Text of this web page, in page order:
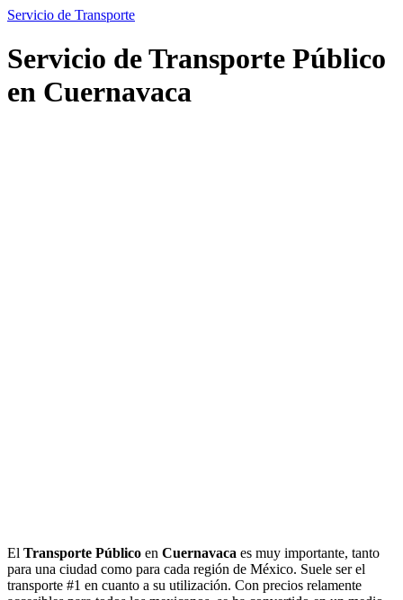
Servicio de Transporte
Servicio de Transporte Público
en Cuernavaca
El Transporte Público en Cuernavaca es muy importante, tanto
para una ciudad como para cada región de México. Suele ser el
transporte #1 en cuanto a su utilización. Con precios relamente